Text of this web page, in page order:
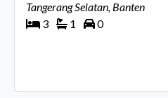
Tangerang Selatan, Banten
3
1 0